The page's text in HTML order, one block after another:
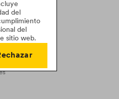
del
del
sitio web.